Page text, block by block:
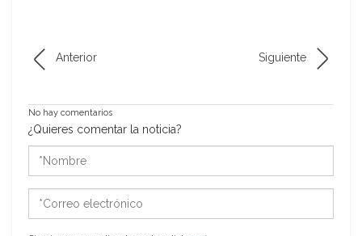
Anterior Siguiente
No hay comentarios
¿Quieres comentar la noticia?
*Nombre
*Correo
electrónico